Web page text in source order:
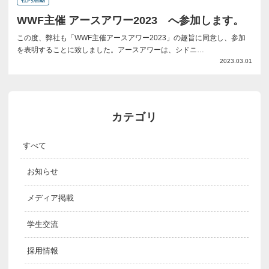
WWF主催 アースアワー2023 へ参加します。
この度、弊社も「WWF主催アースアワー2023」の趣旨に同意し、参加
を表明することに致しました。アースアワーは、シドニ…
2023.03.01
カテゴリ
すべて
お知らせ
メディア掲載
学生交流
採用情報